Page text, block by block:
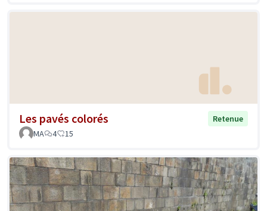
Les pavés colorés
Retenue
MA
4 15